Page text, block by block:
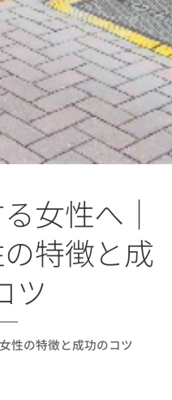
女性へ｜
特徴と成
ツ
性の特徴と成功のコツ